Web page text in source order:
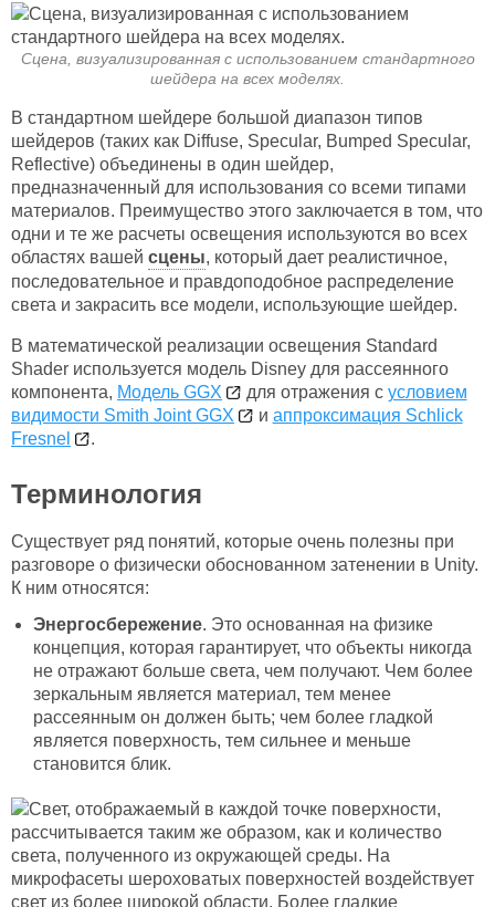
Сцена, визуализированная с использованием стандартного
шейдера на всех моделях.
В стандартном шейдере большой диапазон типов
шейдеров (таких как Diffuse, Specular, Bumped Specular,
Reflective) объединены в один шейдер,
предназначенный для использования со всеми типами
материалов. Преимущество этого заключается в том, что
одни и те же расчеты освещения используются во всех
областях вашей сцены, который дает реалистичное,
последовательное и правдоподобное распределение
света и закрасить все модели, использующие шейдер.
В математической реализации освещения Standard
Shader используется модель Disney для рассеянного
компонента, Модель GGX для отражения с условием
видимости Smith Joint GGX
и аппроксимация Schlick
Fresnel
.
Терминология
Существует ряд понятий, которые очень полезны при
разговоре о физически обоснованном затенении в Unity.
К ним относятся:
Энергосбережение. Это основанная на физике
концепция, которая гарантирует, что объекты никогда
не отражают больше света, чем получают. Чем более
зеркальным является материал, тем менее
рассеянным он должен быть; чем более гладкой
является поверхность, тем сильнее и меньше
становится блик.